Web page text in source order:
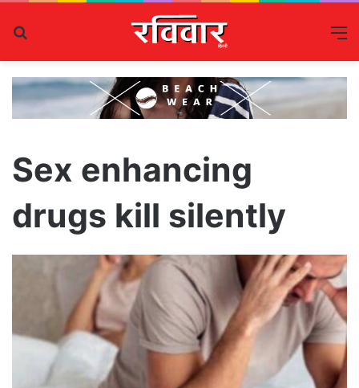
Sex enhancing
drugs kill silently